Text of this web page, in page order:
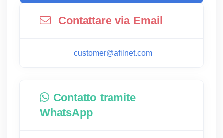
Contattare via Email
customer@afilnet.com
Contatto tramite
WhatsApp